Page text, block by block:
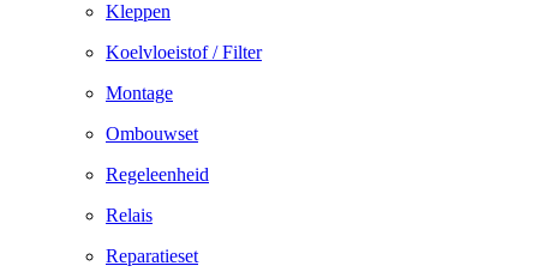
Kleppen
Koelvloeistof / Filter
Montage
Ombouwset
Regeleenheid
Relais
Reparatieset